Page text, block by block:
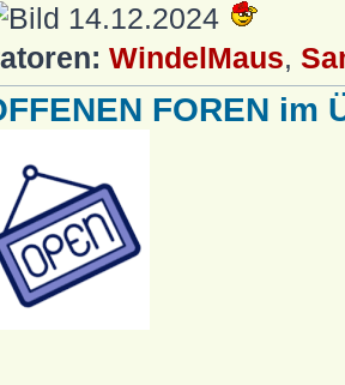
14.12.2024
WindelMaus,
FOREN im